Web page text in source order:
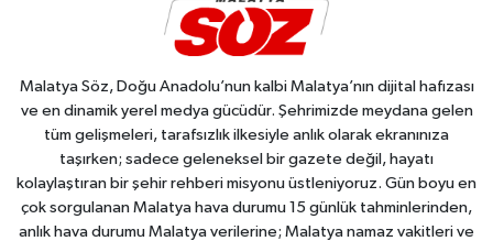
Malatya Söz, Doğu Anadolu’nun kalbi Malatya’nın dijital hafızası
ve en dinamik yerel medya gücüdür. Şehrimizde meydana gelen
tüm gelişmeleri, tarafsızlık ilkesiyle anlık olarak ekranınıza
taşırken; sadece geleneksel bir gazete değil, hayatı
kolaylaştıran bir şehir rehberi misyonu üstleniyoruz. Gün boyu en
çok sorgulanan Malatya hava durumu 15 günlük tahminlerinden,
anlık hava durumu Malatya verilerine; Malatya namaz vakitleri ve